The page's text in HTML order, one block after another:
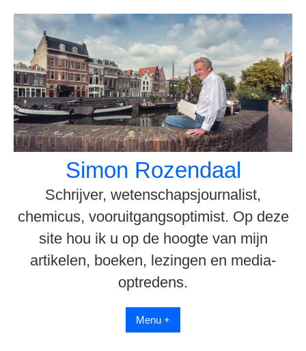
inhoud
Simon Rozendaal
Schrijver, wetenschapsjournalist,
chemicus, vooruitgangsoptimist. Op deze
site hou ik u op de hoogte van mijn
artikelen, boeken, lezingen en media-
optredens.
Menu +